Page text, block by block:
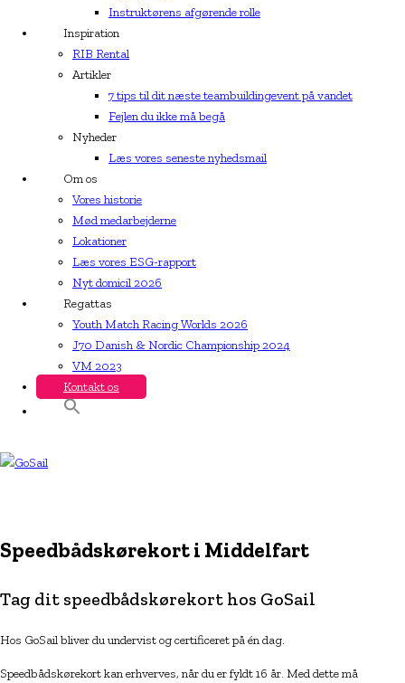
Instruktørens afgørende rolle
Inspiration
RIB Rental
Artikler
7 tips til dit næste teambuildingevent på vandet
Fejlen du ikke må begå
Nyheder
Læs vores seneste nyhedsmail
Om os
Vores historie
Mød medarbejderne
Lokationer
Læs vores ESG-rapport
Nyt domicil 2026
Regattas
Youth Match Racing Worlds 2026
J70 Danish & Nordic Championship 2024
VM 2023
Kontakt os
Speedbådskørekort i Middelfart
Tag dit speedbådskørekort hos GoSail
Hos GoSail bliver du undervist og certificeret på én dag.
Speedbådskørekort kan erhverves, når du er fyldt 16 år. Med dette må